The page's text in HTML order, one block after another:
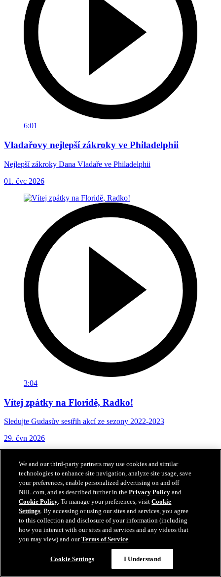
6:01
Vladařovy nejlepší zákroky ve Philadelphii
Nejlepší zákroky Dana Vladaře ve Philadelphii
01. čvc 2026
3:04
Vítej zpátky na Floridě, Radko!
Sledujte Gudasův sestřih akcí ze sezony 2022-2023
29. čvn 2026
We and our third-party partners may use cookies and similar
technologies to enhance site navigation, analyze site usage, save
your preferences, enable personalized advertising on and off
NHL.com, and as described further in thePrivacy Policy and
Cookie Policy. To manage your preferences, visitCookie
Settings. By accessing or using our sites and services, you agree
to this collection and disclosure of your information (including
how you interact with our sites and services and any videos that
you may view) and ourTerms of Service.
Cookie Settings I Understand